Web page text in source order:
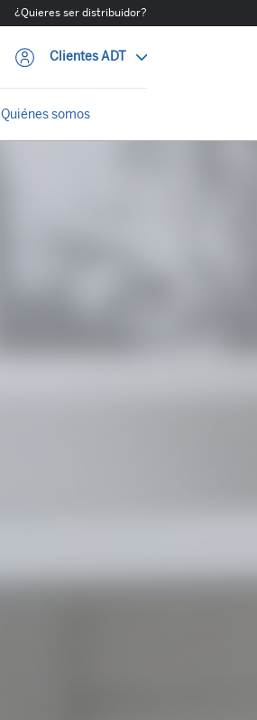
¿Quieres ser distribuidor?
Clientes ADT
Quiénes somos